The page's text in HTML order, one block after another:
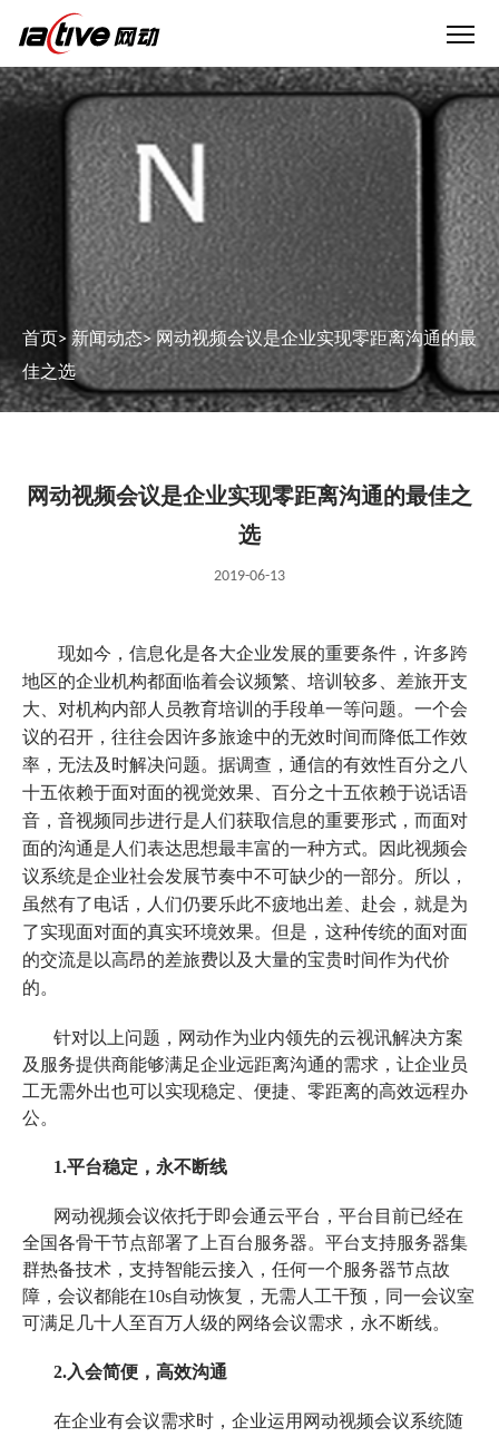
首页 > 新闻动态>网动视频会议是企业实现零距离沟通的最
佳之选
网动视频会议是企业实现零距离沟通的最佳之
选
2019-06-13
现如今，信息化是各大企业发展的重要条件，许多跨
地区的企业机构都面临着会议频繁、培训较多、差旅开支
大、对机构内部人员教育培训的手段单一等问题。一个会
议的召开，往往会因许多旅途中的无效时间而降低工作效
率，无法及时解决问题。据调查，通信的有效性百分之八
十五依赖于面对面的视觉效果、百分之十五依赖于说话语
音，音视频同步进行是人们获取信息的重要形式，而面对
面的沟通是人们表达思想最丰富的一种方式。因此视频会
议系统是企业社会发展节奏中不可缺少的一部分。所以，
虽然有了电话，人们仍要乐此不疲地出差、赴会，就是为
了实现面对面的真实环境效果。但是，这种传统的面对面
的交流是以高昂的差旅费以及大量的宝贵时间作为代价
的。
针对以上问题，网动作为业内领先的云视讯解决方案
及服务提供商能够满足企业远距离沟通的需求，让企业员
工无需外出也可以实现稳定、便捷、零距离的高效远程办
公。
1.平台稳定，永不断线
网动视频会议依托于即会通云平台，平台目前已经在
全国各骨干节点部署了上百台服务器。平台支持服务器集
群热备技术，支持智能云接入，任何一个服务器节点故
障，会议都能在10s自动恢复，无需人工干预，同一会议室
可满足几十人至百万人级的网络会议需求，永不断线。
2.入会简便，高效沟通
在企业有会议需求时，企业运用网动视频会议系统随